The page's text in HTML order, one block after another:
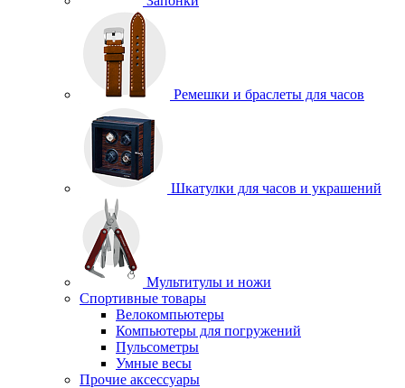
Ремешки и браслеты для часов
Шкатулки для часов и украшений
Мультитулы и ножи
Спортивные товары
Велокомпьютеры
Компьютеры для погружений
Пульсометры
Умные весы
Прочие аксессуары